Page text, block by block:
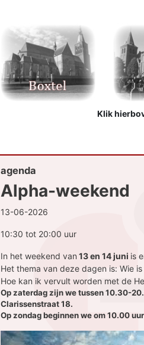
Klik
agenda
Alpha-weekend
13-06-2026
10:30 tot 20:00 uur
In het weekend van 13 en 14 juni is
Het thema van deze dagen is: Wie
Hoe kan ik vervult worden met de
Op zaterdag zijn we tussen 10.30-
Clarissenstraat 18.
Op zondag beginnen we om 10.00